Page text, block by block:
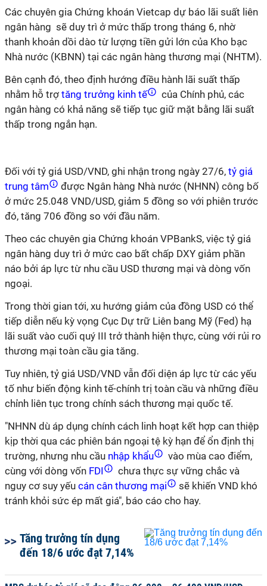
Các chuyên gia Chứng khoán Vietcap dự báo lãi suất liên
ngân hàng sẽ duy trì ở mức thấp trong tháng 6, nhờ
thanh khoản dồi dào từ lượng tiền gửi lớn của Kho bạc
Nhà nước (KBNN) tại các ngân hàng thương mại (NHTM).
Bên cạnh đó, theo định hướng điều hành lãi suất thấp
nhằm hỗ trợ tăng trưởng kinh tế
của Chính phủ, các
ngân hàng có khả năng sẽ tiếp tục giữ mặt bằng lãi suất
thấp trong ngắn hạn.
Đối với tỷ giá USD/VND, ghi nhận trong ngày 27/6, tỷ giá
trung tâm
được Ngân hàng Nhà nước (NHNN) công bố
ở mức 25.048 VND/USD, giảm 5 đồng so với phiên trước
đó, tăng 706 đồng so với đầu năm.
Theo các chuyên gia Chứng khoán VPBankS, việc tỷ giá
ngân hàng duy trì ở mức cao bất chấp DXY giảm phần
náo bởi áp lực từ nhu cầu USD thương mại và dòng vốn
ngoại.
Trong thời gian tới, xu hướng giảm của đồng USD có thể
tiếp diễn nếu kỳ vọng Cục Dự trữ Liên bang Mỹ (Fed) hạ
lãi suất vào cuối quý III trở thành hiện thực, cùng với rủi ro
thương mại toàn cầu gia tăng.
Tuy nhiên, tỷ giá USD/VND vẫn đối diện áp lực từ các yếu
tố như biến động kinh tế-chính trị toàn cầu và những điều
chỉnh liên tục trong chính sách thương mại quốc tế.
"NHNN dù áp dụng chính cách linh hoạt kết hợp can thiệp
kịp thời qua các phiên bán ngoại tệ kỳ hạn để ổn định thị
trường, nhưng nhu cầu nhập khẩu
vào mùa cao điểm,
cùng với dòng vốn FDI
chưa thực sự vững chắc và
nguy cơ suy yếu cán cân thương mại
sẽ khiến VND khó
tránh khỏi sức ép mất giá", báo cáo cho hay.
Tăng trưởng tín dụng
đến 18/6 ước đạt 7,14%